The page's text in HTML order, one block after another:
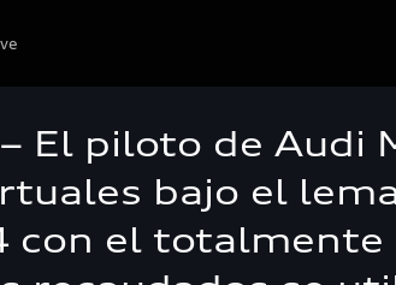
El piloto de Audi
bajo el
con el